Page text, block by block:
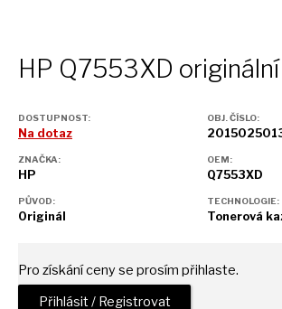
HP Q7553XD
DOSTUPNOST:
Na dotaz
OBJ. ČÍSLO:
ZNAČKA:
HP
OEM:
Q7553XD
PŮVOD:
Originál
TECHNOLOGIE:
Tonerová
Pro získání ceny se prosím přihlaste.
Přihlásit / Registrovat